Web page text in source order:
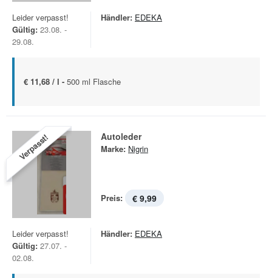
Leider verpasst!
Gültig: 23.08. -
29.08.
Händler: EDEKA
€ 11,68 / l - 500 ml Flasche
Verpasst! Autoleder
Marke: Nigrin
Preis: € 9,99
Leider verpasst!
Gültig: 27.07. -
02.08.
Händler: EDEKA